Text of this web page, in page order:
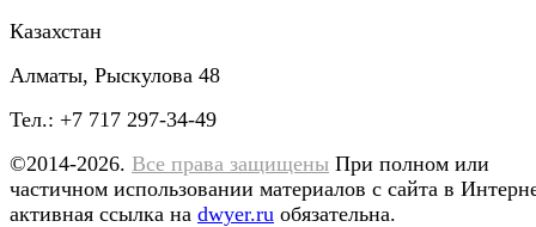
Казахстан
Алматы, Рыскулова 48
Тел.: +7 717 297-34-49
©2014-2026. Все права защищены При полном или
частичном использовании материалов с сайта в
активная ссылка на dwyer.ru обязательна.